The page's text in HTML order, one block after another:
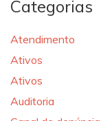
Categorias
Atendimento
Ativos
Ativos
Auditoria